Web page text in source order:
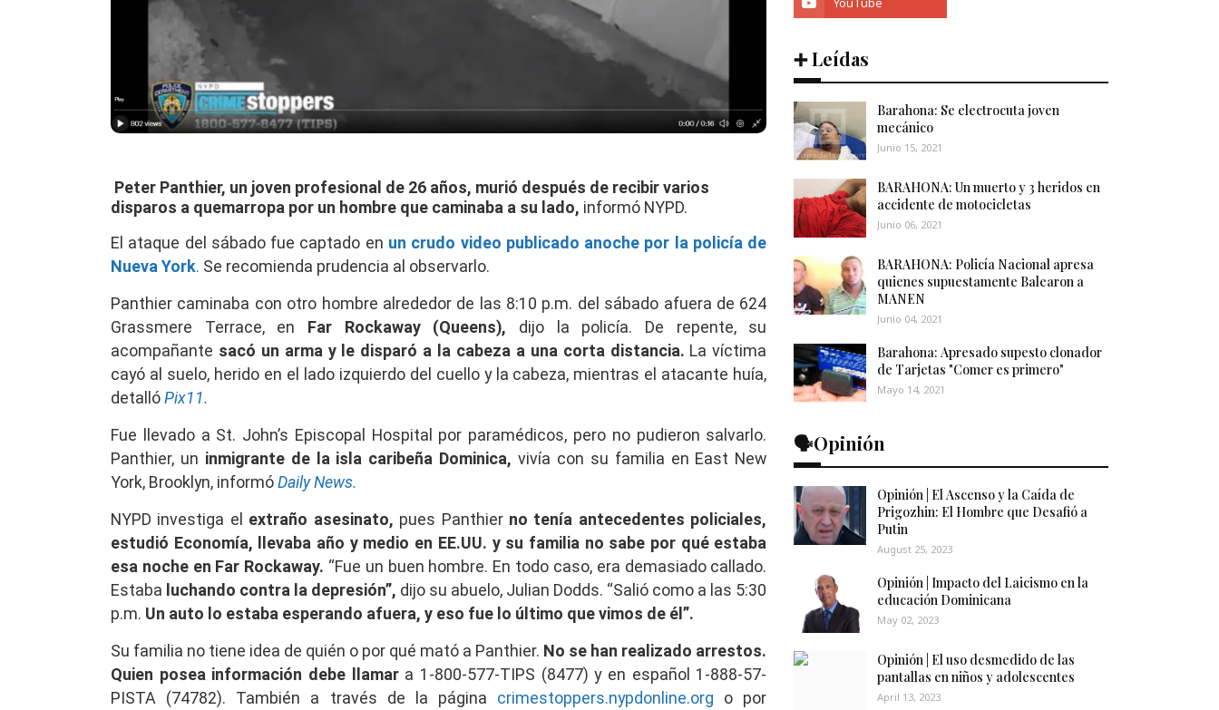
Peter Panthier, un joven profesional de 26 años, murió después de recibir varios
disparos a quemarropa por un hombre que caminaba a su lado, informó NYPD.
El ataque del sábado fue captado en un crudo video publicado anoche por la policía de
Nueva York. Se recomienda prudencia al observarlo.
Panthier caminaba con otro hombre alrededor de las 8:10 p.m. del sábado afuera de 624
Grassmere Terrace, en Far Rockaway (Queens), dijo la policía. De repente, su
acompañante sacó un arma y le disparó a la cabeza a una corta distancia. La víctima
cayó al suelo, herido en el lado izquierdo del cuello y la cabeza, mientras el atacante huía,
detallóPix11.
Fue llevado a St. John’s Episcopal Hospital por paramédicos, pero no pudieron salvarlo.
Panthier, un inmigrante de la isla caribeña Dominica, vivía con su familia en East New
York, Brooklyn, informóDaily News.
NYPD investiga el extraño asesinato, pues Panthier no tenía antecedentes policiales,
estudió Economía, llevaba año y medio en EE.UU. y su familia no sabe por qué estaba
esa noche en Far Rockaway. “Fue un buen hombre. En todo caso, era demasiado callado.
Estaba luchando contra la depresión”, dijo su abuelo, Julian Dodds. “Salió como a las 5:30
p.m. Un auto lo estaba esperando afuera, y eso fue lo último que vimos de él”.
Su familia no tiene idea de quién o por qué mató a Panthier. No se han realizado arrestos.
Quien posea información debe llamar a 1-800-577-TIPS (8477) y en español 1-888-57-
PISTA (74782). También a través de la página crimestoppers.nypdonline.org o por
➕ Leídas
Barahona: Se electrocuta joven
mecánico
Junio 15, 2021
BARAHONA: Un muerto y 3 heridos en
accidente de motocicletas
Junio 06, 2021
BARAHONA: Policía Nacional apresa
quienes supuestamente Balearon a
MANEN
Junio 04, 2021
Barahona: Apresado supesto clonador
de Tarjetas "Comer es primero"
Mayo 14, 2021
🗣️Opinión
Opinión | El Ascenso y la Caída de
Prigozhin: El Hombre que Desafió a
Putin
August 25, 2023
Opinión | Impacto del Laicismo en la
educación Dominicana
May 02, 2023
Opinión | El uso desmedido de las
pantallas en niños y adolescentes
April 13, 2023